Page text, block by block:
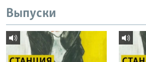
Выпуски